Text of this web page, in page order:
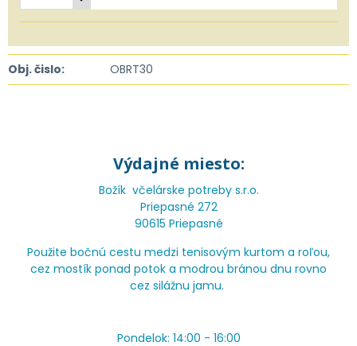
Obj. čislo: OBRT30
Výdajné miesto:
Božík včelárske potreby s.r.o.
Priepasné 272
90615 Priepasné
Použite bočnú cestu medzi tenisovým kurtom a roľou,
cez mostík ponad potok a modrou bránou dnu rovno
cez silážnu jamu.
Pondelok: 14:00 - 16:00